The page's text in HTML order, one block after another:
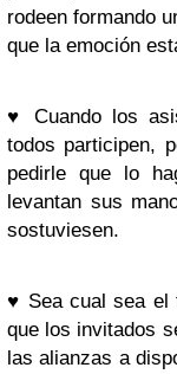
rodeen formando
que la emoción
♥ Cuando los
todos participen,
pedirle que lo
levantan sus
sostuviesen.
♥ Sea cual sea el
que los invitados
las alianzas a